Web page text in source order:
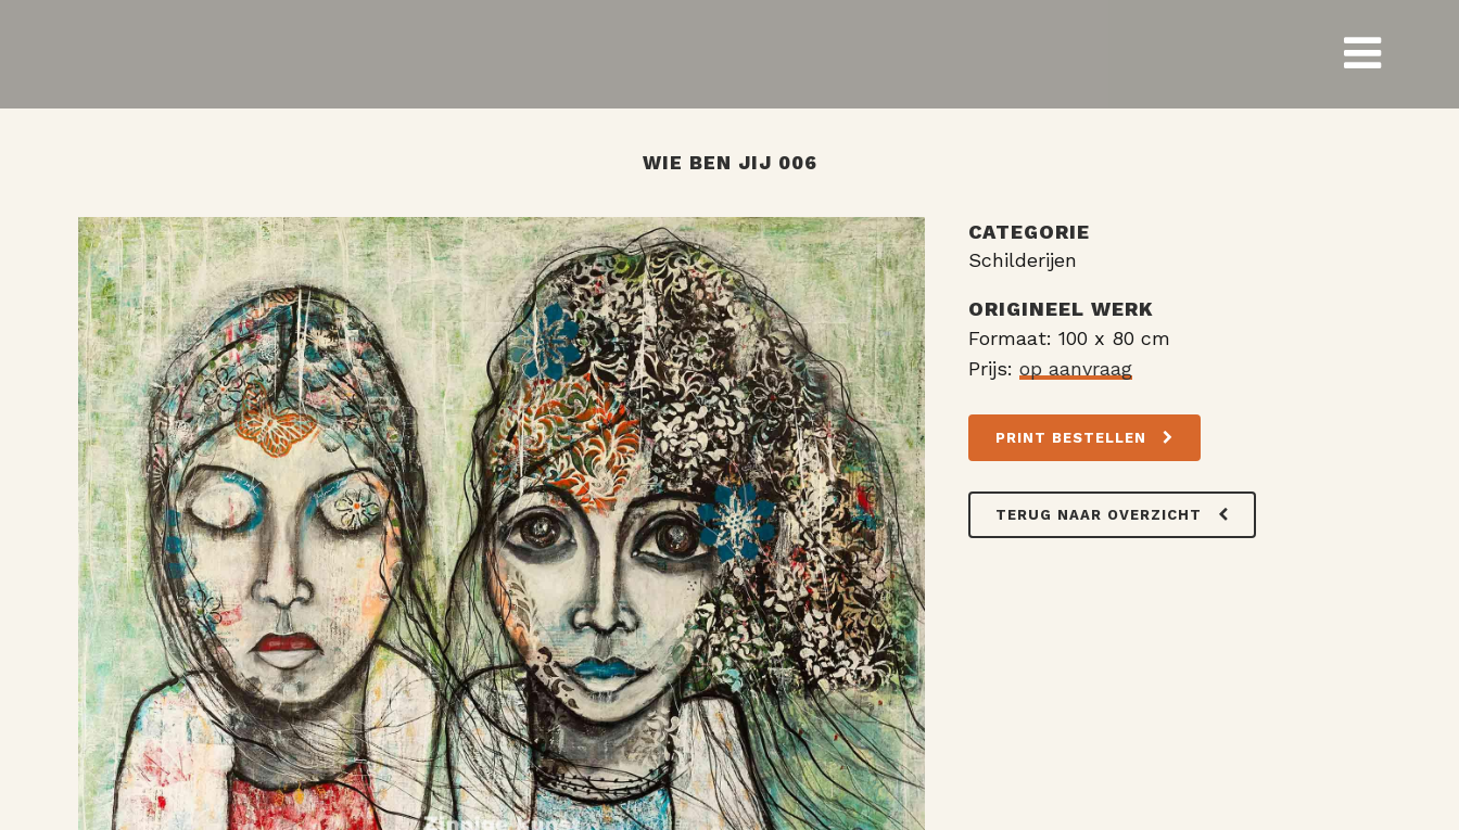
WIE BEN JIJ 006
CATEGORIE
Schilderijen
ORIGINEEL WERK
Formaat: 100 x 80 cm
Prijs: op aanvraag
PRINT BESTELLEN
TERUG NAAR OVERZICHT